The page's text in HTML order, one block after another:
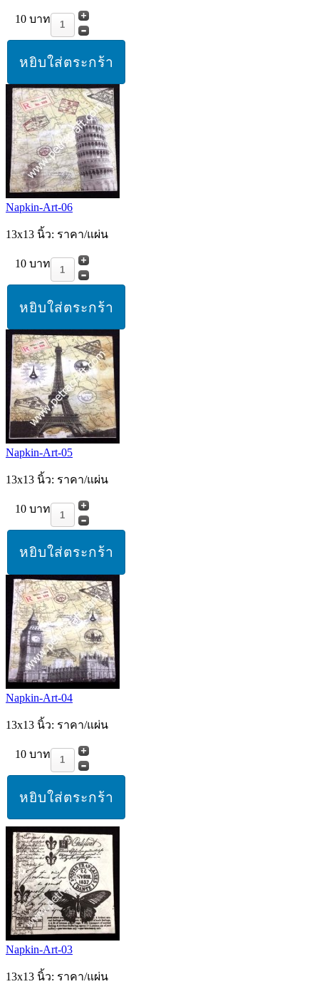
10 บาท
Napkin-Art-06
13x13 นิ้ว: ราคา/แผ่น
10 บาท
Napkin-Art-05
13x13 นิ้ว: ราคา/แผ่น
10 บาท
Napkin-Art-04
13x13 นิ้ว: ราคา/แผ่น
10 บาท
Napkin-Art-03
13x13 นิ้ว: ราคา/แผ่น